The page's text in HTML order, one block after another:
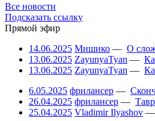
Все новости
Подсказать ссылку
Прямой эфир
14.06.2025 Мишико — О
13.06.2025 ZayunyaTyan —
13.06.2025 ZayunyaTyan —
6.05.2025 фрилансер —
26.04.2025 фрилансер —
25.04.2025 Vladimir Ilyashov —